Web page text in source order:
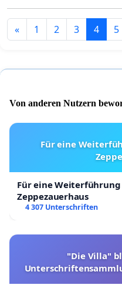
« 1 2 3 4 5
Von anderen Nutzern
Für eine
Für eine Weiterführung
Zeppezauerhaus
4 307 Unterschriften
"Die Villa"